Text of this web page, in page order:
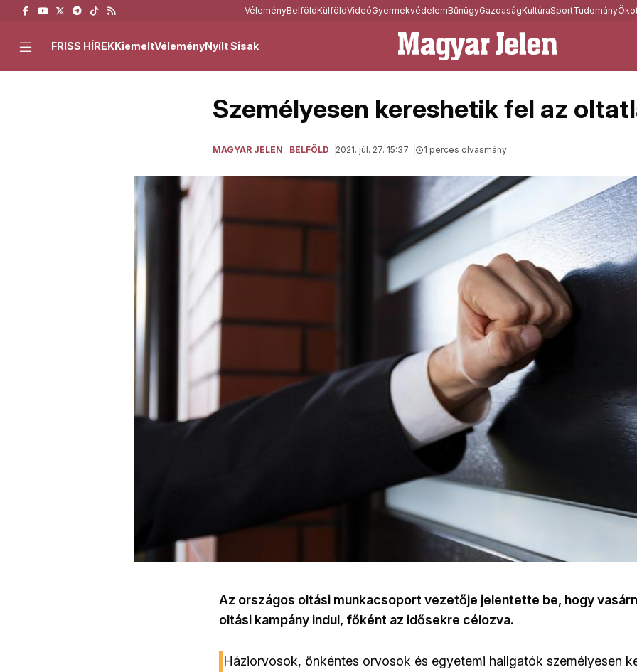
VéleményBelföldKülföldVideóGyermekvédelemBűnügyGazdaságKultúraSportTudomány
FRISS HÍREKKiemeltVéleményNyílt Sisak
Személyesen kereshetik fel az
MAGYAR JELEN BELFÖLD 2021. júl. 27. 15:37 1 perces olvasmány
Az országos oltási munkacsoport vezetője jelentette be, hogy
oltási kampány indul, főként az idősekre célozva.
Háziorvosok, önkéntes orvosok és egyetemi hallgatók személyesen